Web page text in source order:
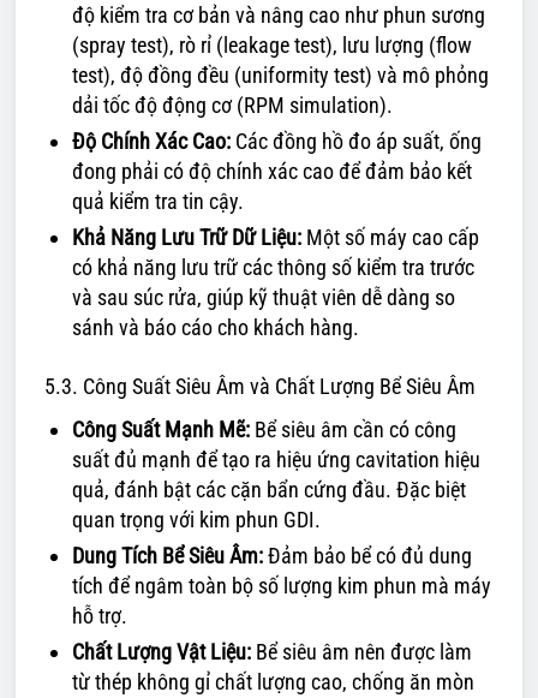
độ kiểm tra cơ bản và nâng cao như phun sương
(spray test), rò rỉ (leakage test), lưu lượng (flow
test), độ đồng đều (uniformity test) và mô phỏng
dải tốc độ động cơ (RPM simulation).
Độ Chính Xác Cao: Các đồng hồ đo áp suất, ống
đong phải có độ chính xác cao để đảm bảo kết
quả kiểm tra tin cậy.
Khả Năng Lưu Trữ Dữ Liệu: Một số máy cao cấp
có khả năng lưu trữ các thông số kiểm tra trước
và sau súc rửa, giúp kỹ thuật viên dễ dàng so
sánh và báo cáo cho khách hàng.
5.3. Công Suất Siêu Âm và Chất Lượng Bể Siêu Âm
Công Suất Mạnh Mẽ: Bể siêu âm cần có công
suất đủ mạnh để tạo ra hiệu ứng cavitation hiệu
quả, đánh bật các cặn bẩn cứng đầu. Đặc biệt
quan trọng với kim phun GDI.
Dung Tích Bể Siêu Âm:Đảm bảo bể có đủ dung
tích để ngâm toàn bộ số lượng kim phun mà máy
hỗ trợ.
Chất Lượng Vật Liệu: Bể siêu âm nên được làm
từ thép không gỉ chất lượng cao, chống ăn mòn